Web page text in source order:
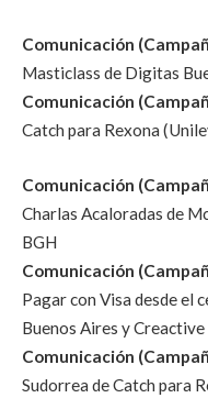
Comunicación
Masticlass de Digitas
Comunicación
Catch para Rexona
Comunicación
Charlas Acaloradas de
BGH
Comunicación
Pagar con Visa desde el
Buenos Aires y Creactive
Comunicación
Sudorrea de Catch para